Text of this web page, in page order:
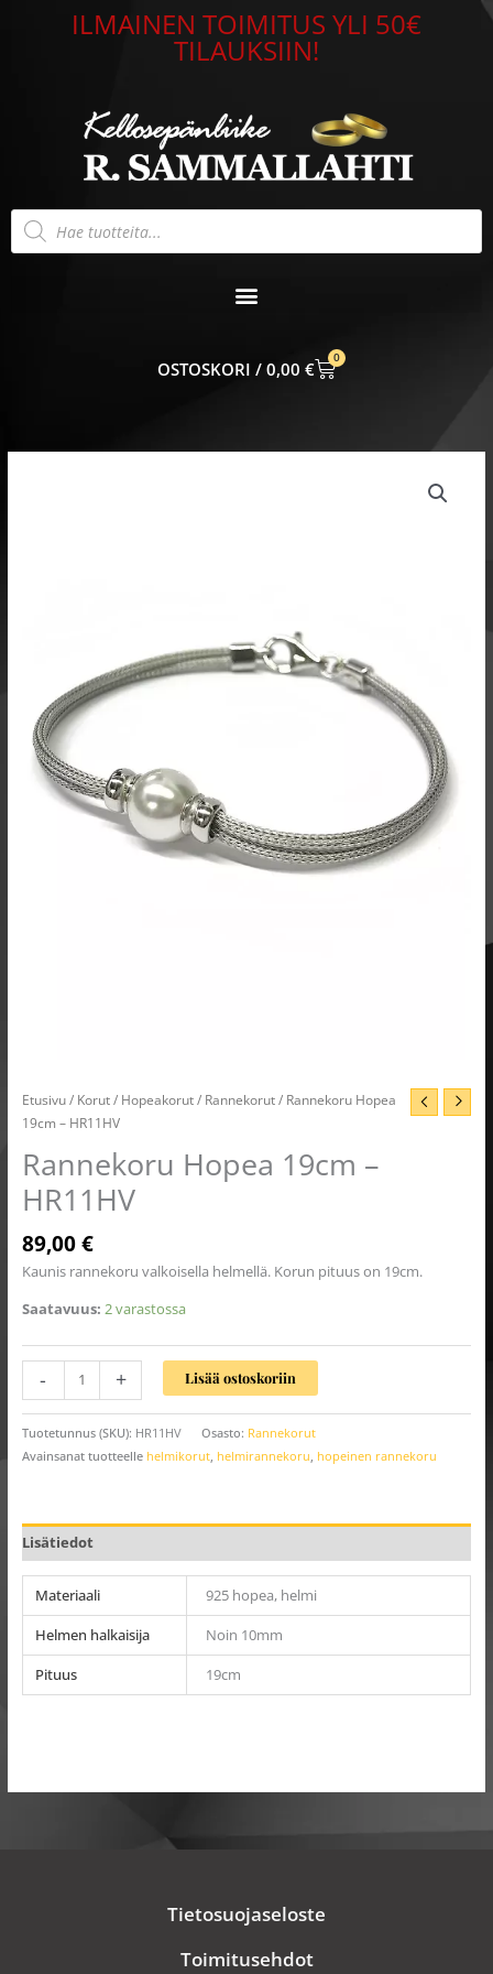
ILMAINEN TOIMITUS YLI 50€
TILAUKSIIN!
Products
search
0,00 €
0
CART
Etusivu/ Korut/ Hopeakorut/ Rannekorut/ Rannekoru Hopea
19cm – HR11HV
Rannekoru Hopea 19cm –
HR11HV
89,00€
Kaunis rannekoru valkoisella helmellä. Korun pituus on 19cm.
Saatavuus: 2 varastossa
- + Lisää ostoskoriin
Tuotetunnus (SKU): HR11HV Osasto: Rannekorut
Avainsanat tuotteelle helmikorut, helmirannekoru, hopeinen rannekoru
Lisätiedot
Materiaali
925 hopea, helmi
Helmen halkaisija
Noin 10mm
Pituus
19cm
Tietosuojaseloste
Toimitusehdot